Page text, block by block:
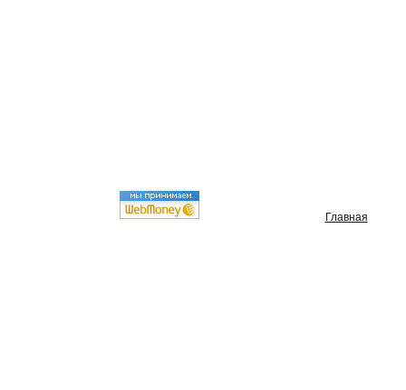
Главная